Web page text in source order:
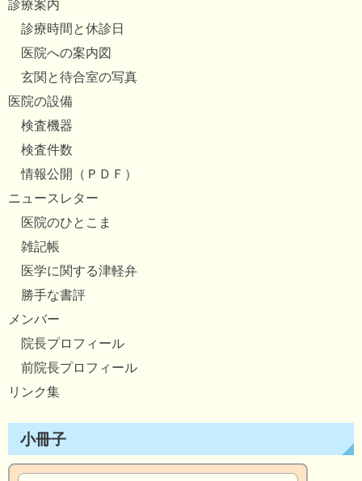
診療案内
診療時間と休診日
医院への案内図
玄関と待合室の写真
医院の設備
検査機器
検査件数
情報公開（ＰＤＦ）
ニュースレター
医院のひとこま
雑記帳
医学に関する津軽弁
勝手な書評
メンバー
院長プロフィール
前院長プロフィール
リンク集
小冊子